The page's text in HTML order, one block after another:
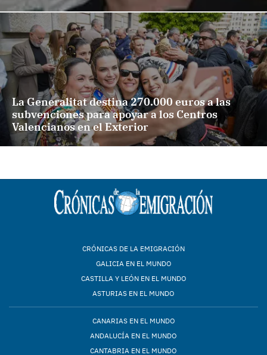
La Generalitat destina 270.000 euros a las
subvenciones para apoyar a los Centros
Valencianos en el Exterior
CRÓNICAS DE LA EMIGRACIÓN
GALICIA EN EL MUNDO
CASTILLA Y LEÓN EN EL MUNDO
ASTURIAS EN EL MUNDO
CANARIAS EN EL MUNDO
ANDALUCÍA EN EL MUNDO
CANTABRIA EN EL MUNDO